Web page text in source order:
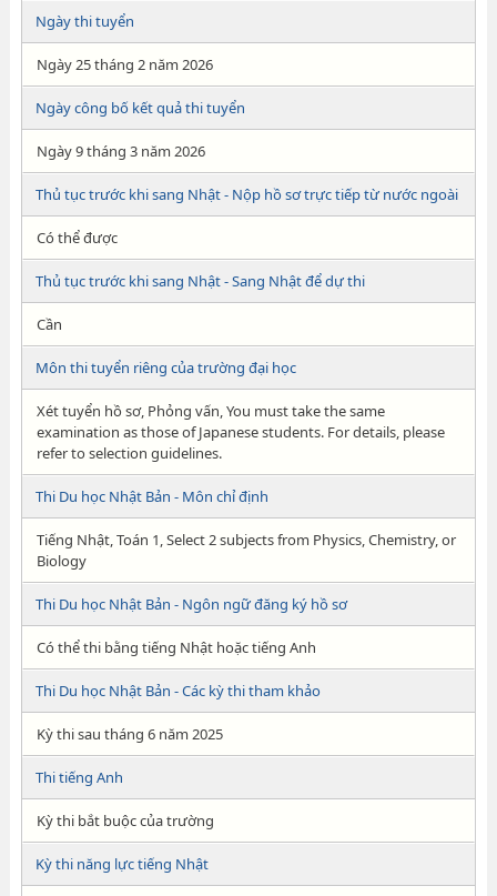
Ngày thi tuyển
Ngày 25 tháng 2 năm 2026
Ngày công bố kết quả thi tuyển
Ngày 9 tháng 3 năm 2026
Thủ tục trước khi sang Nhật - Nộp hồ sơ trực tiếp từ nước ngoài
Có thể được
Thủ tục trước khi sang Nhật - Sang Nhật để dự thi
Cần
Môn thi tuyển riêng của trường đại học
Xét tuyển hồ sơ, Phỏng vấn, You must take the same
examination as those of Japanese students. For details, please
refer to selection guidelines.
Thi Du học Nhật Bản - Môn chỉ định
Tiếng Nhật, Toán 1, Select 2 subjects from Physics, Chemistry, or
Biology
Thi Du học Nhật Bản - Ngôn ngữ đăng ký hồ sơ
Có thể thi bằng tiếng Nhật hoặc tiếng Anh
Thi Du học Nhật Bản - Các kỳ thi tham khảo
Kỳ thi sau tháng 6 năm 2025
Thi tiếng Anh
Kỳ thi bắt buộc của trường
Kỳ thi năng lực tiếng Nhật